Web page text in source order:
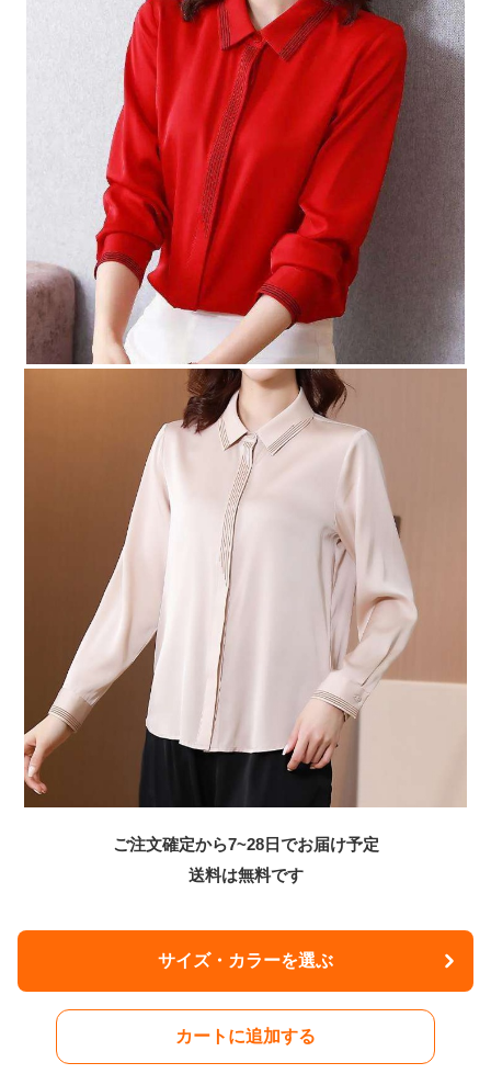
ご注文確定から7~28日でお届け予定
送料は無料です
サイズ・カラーを選ぶ
カートに追加する